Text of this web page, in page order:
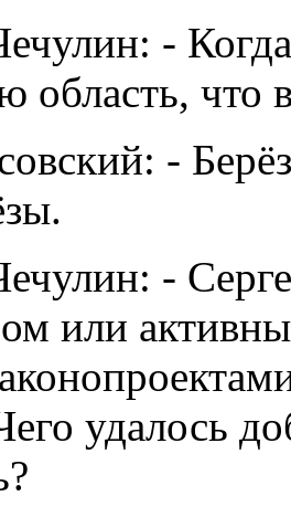
-
область, что
-
-
или
удалось